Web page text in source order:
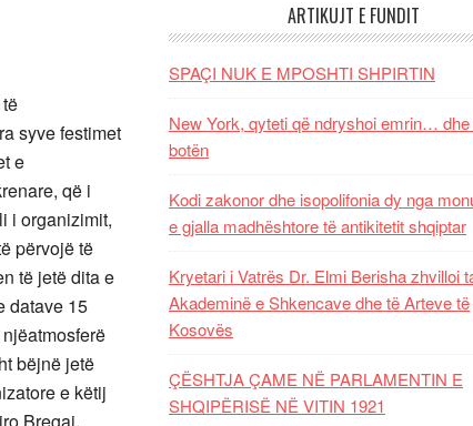
syve festimet
e
që i
i organizimit,
përvojë të
të jetë dita e
datave 15
bëjnë jetë
e këtij
ARTIKUJT E FUNDIT
SPAÇI NUK E MPOSHTI SHPIRTIN
New York, qyteti që ndryshoi emrin…
botën
Kodi zakonor dhe isopolifonia dy nga
e gjalla madhështore të antikitetit shqiptar
Kryetari i Vatrës Dr. Elmi Berisha zhvilloi
Akademinë e Shkencave dhe të Arteve të
Kosovës
ÇËSHTJA ÇAME NË PARLAMENTIN E
SHQIPËRISË NË VITIN 1921